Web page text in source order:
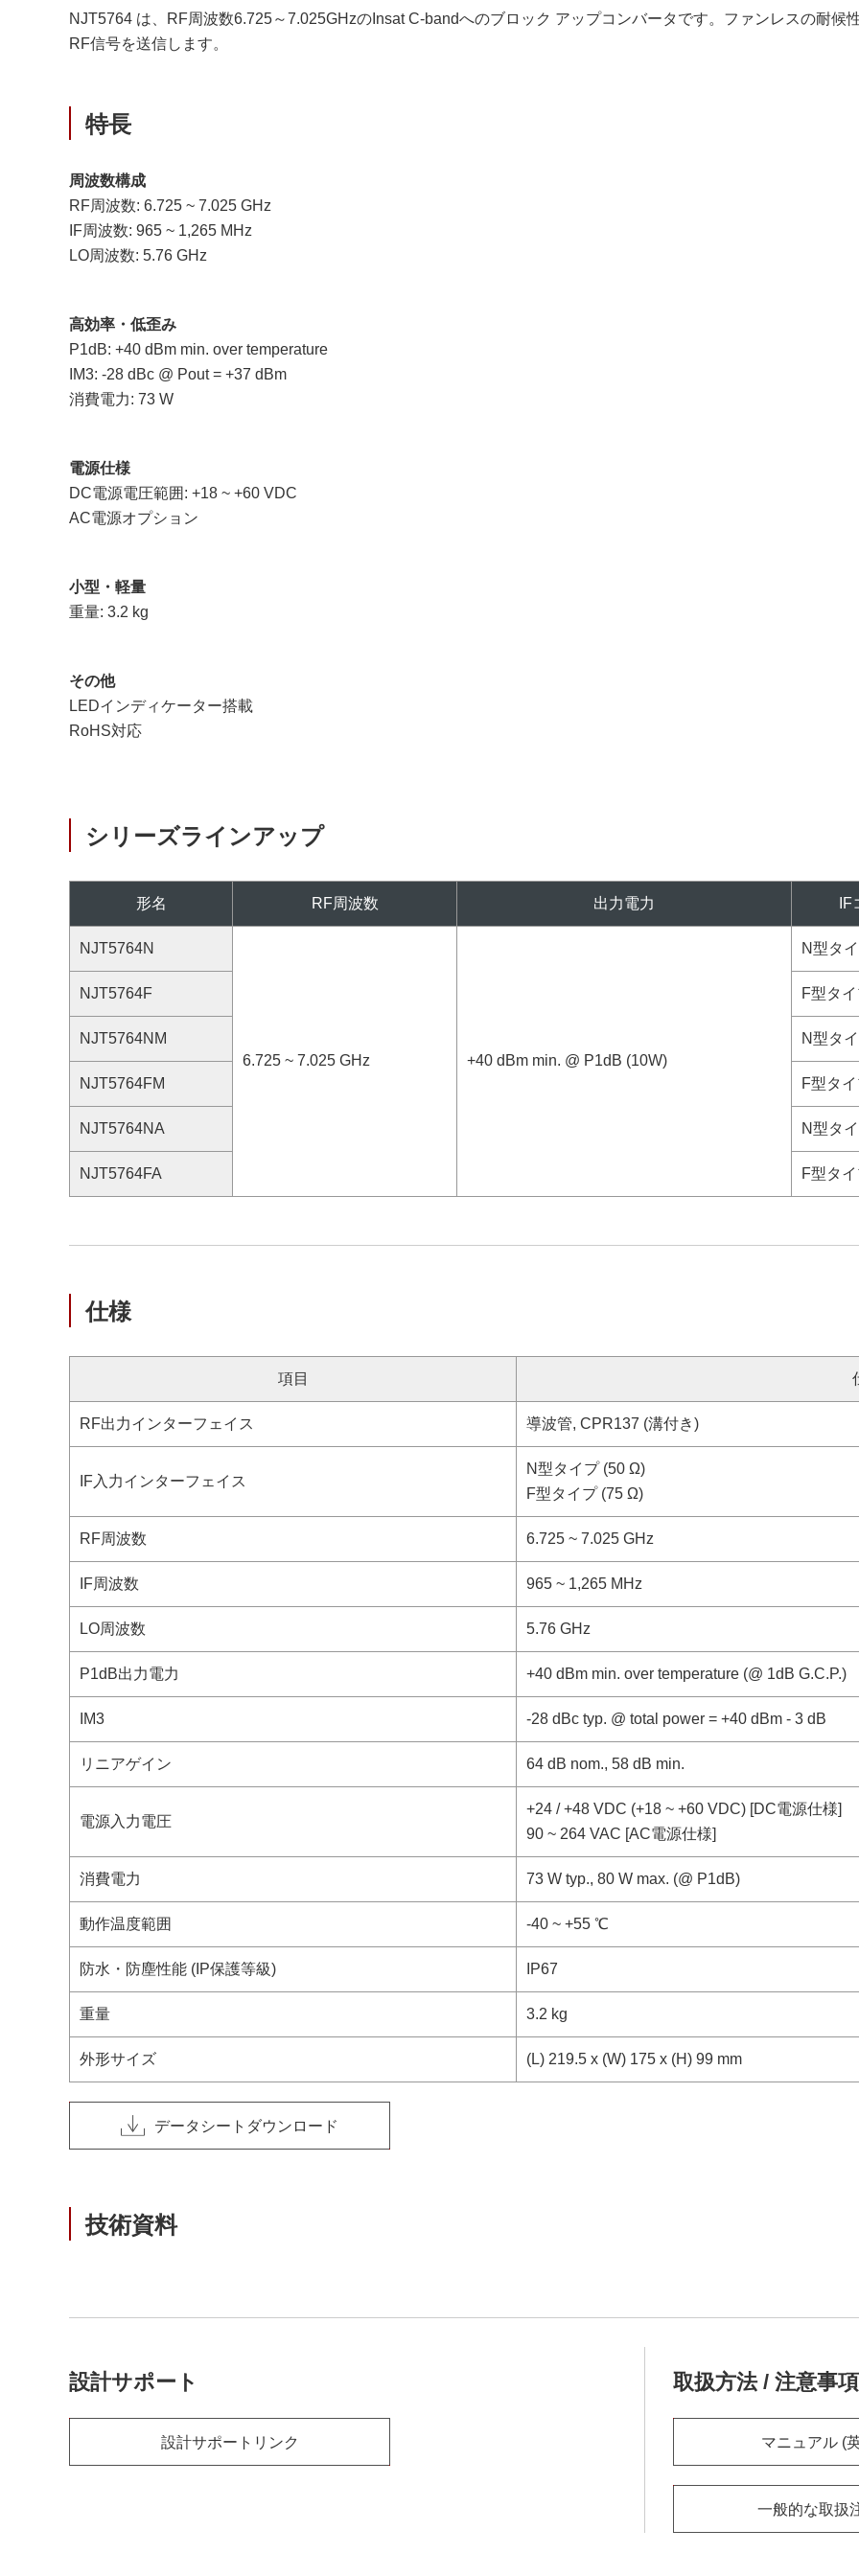
NJT5764 は、RF周波数6.725～7.025GHzのInsat C-bandへのブロック アップコンバータです。ファンレスの耐候
RF信号を送信します。
特長
周波数構成
RF周波数: 6.725 ~ 7.025 GHz
IF周波数: 965 ~ 1,265 MHz
LO周波数: 5.76 GHz
高効率・低歪み
P1dB: +40 dBm min. over temperature
IM3: -28 dBc @ Pout = +37 dBm
消費電力: 73 W
電源仕様
DC電源電圧範囲: +18 ~ +60 VDC
AC電源オプション
小型・軽量
重量: 3.2 kg
その他
LEDインディケーター搭載
RoHS対応
シリーズラインアップ
形名 RF周波数 出力電力
NJT5764N
6.725 ~ 7.025 GHz +40 dBm min. @ P1dB (10W)
N型タ
NJT5764F F型タ
NJT5764NM N型タ
NJT5764FM F型タ
NJT5764NA N型タ
NJT5764FA F型タ
仕様
項目
RF出力インターフェイス 導波管, CPR137 (溝付き)
IF入力インターフェイス
N型タイプ (50 Ω)
F型タイプ (75 Ω)
RF周波数 6.725 ~ 7.025 GHz
IF周波数 965 ~ 1,265 MHz
LO周波数 5.76 GHz
P1dB出力電力 +40 dBm min. over temperature (@ 1dB G.C.P.)
IM3 -28 dBc typ. @ total power = +40 dBm - 3 dB
リニアゲイン 64 dB nom., 58 dB min.
電源入力電圧
+24 / +48 VDC (+18 ~ +60 VDC) [DC電源仕様]
90 ~ 264 VAC [AC電源仕様]
消費電力 73 W typ., 80 W max. (@ P1dB)
動作温度範囲 -40 ~ +55 ℃
防水・防塵性能 (IP保護等級) IP67
重量 3.2 kg
外形サイズ (L) 219.5 x (W) 175 x (H) 99 mm
データシートダウンロード
技術資料
設計サポート
設計サポートリンク
取扱方法 / 注意事項
マニュアル (
一般的な取扱